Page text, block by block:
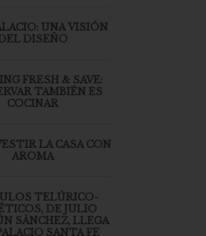
UNA VISIÓN
DISEÑO
FRESH & SAVE:
TAMBIÉN ES
COCINAR
LA CASA CON
AROMA
TELÚRICO-
DE JULIO
SÁNCHEZ, LLEGA
SANTA FE